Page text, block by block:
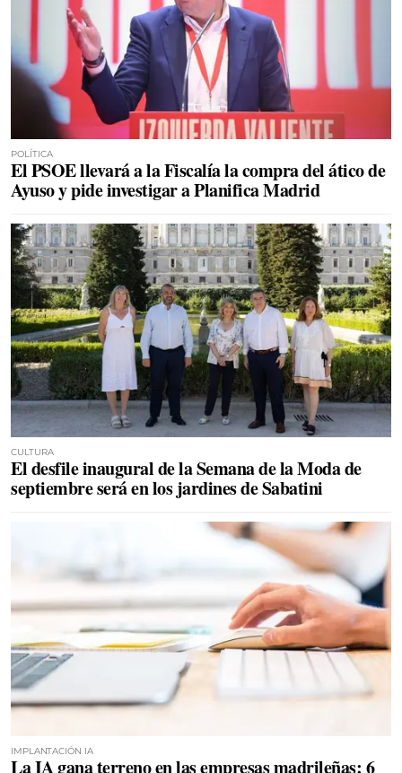
POLÍTICA
El PSOE llevará a la Fiscalía la compra del ático de
Ayuso y pide investigar a Planifica Madrid
CULTURA
El desfile inaugural de la Semana de la Moda de
septiembre será en los jardines de Sabatini
IMPLANTACIÓN IA
La IA gana terreno en las empresas madrileñas: 6